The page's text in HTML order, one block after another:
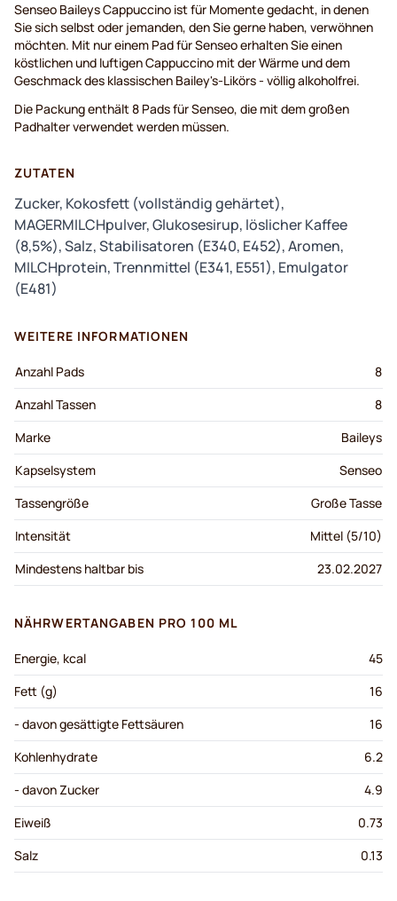
Senseo Baileys Cappuccino ist für Momente gedacht, in denen
Sie sich selbst oder jemanden, den Sie gerne haben, verwöhnen
möchten. Mit nur einem Pad für Senseo erhalten Sie einen
köstlichen und luftigen Cappuccino mit der Wärme und dem
Geschmack des klassischen Bailey's-Likörs - völlig alkoholfrei.
Die Packung enthält 8 Pads für Senseo, die mit dem großen
Padhalter verwendet werden müssen.
ZUTATEN
Zucker, Kokosfett (vollständig gehärtet),
MAGERMILCHpulver, Glukosesirup, löslicher Kaffee
(8,5%), Salz, Stabilisatoren (E340, E452), Aromen,
MILCHprotein, Trennmittel (E341, E551), Emulgator
(E481)
WEITERE INFORMATIONEN
Anzahl Pads
8
Anzahl Tassen
8
Marke
Baileys
Kapselsystem
Senseo
Tassengröße
Große Tasse
Intensität
Mittel (5/10)
Mindestens haltbar bis
23.02.2027
NÄHRWERTANGABEN PRO 100 ML
Energie, kcal
45
Fett (g)
16
- davon gesättigte Fettsäuren
16
Kohlenhydrate
6.2
- davon Zucker
4.9
Eiweiß
0.73
Salz
0.13